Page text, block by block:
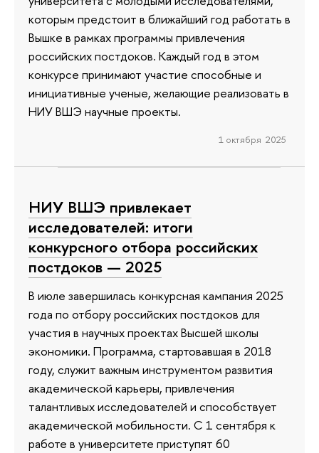
которым предстоит в ближайший год работать в
Вышке в рамках программы привлечения
российских постдоков. Каждый год в этом
конкурсе принимают участие способные и
инициативные ученые, желающие реализовать в
НИУ ВШЭ научные проекты.
1 октября 2025
НИУ ВШЭ привлекает
исследователей: итоги
конкурсного отбора российских
постдоков — 2025
В июле завершилась конкурсная кампания 2025
года по отбору российских постдоков для
участия в научных проектах Высшей школы
экономики. Программа, стартовавшая в 2018
году, служит важным инструментом развития
академической карьеры, привлечения
талантливых исследователей и способствует
академической мобильности. С 1 сентября к
работе в университете приступят 60